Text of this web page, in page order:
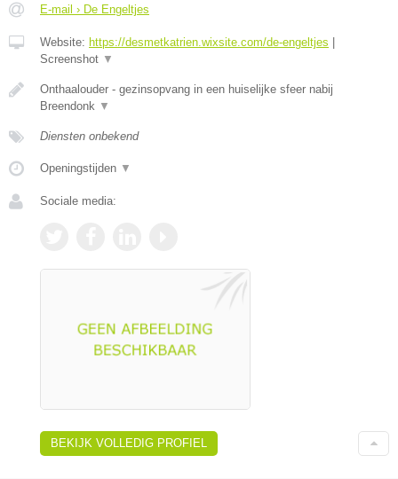
E-mail › De Engeltjes
Website: https://desmetkatrien.wixsite.com/de-engeltjes
Screenshot ▼
Onthaalouder - gezinsopvang in een huiselijke sfeer nabij
Breendonk ▼
Diensten onbekend
Openingstijden ▼
Sociale media:
BEKIJK VOLLEDIG PROFIEL